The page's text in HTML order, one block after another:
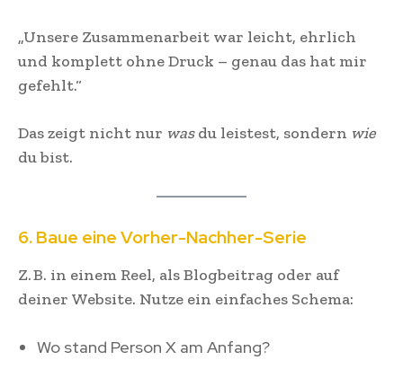
„Unsere Zusammenarbeit war leicht, ehrlich
und komplett ohne Druck – genau das hat mir
gefehlt.“
Das zeigt nicht nur wasdu leistest, sondern wie
du bist.
6. Baue eine Vorher-Nachher-Serie
Z. B. in einem Reel, als Blogbeitrag oder auf
deiner Website. Nutze ein einfaches Schema:
Wo stand Person X am Anfang?